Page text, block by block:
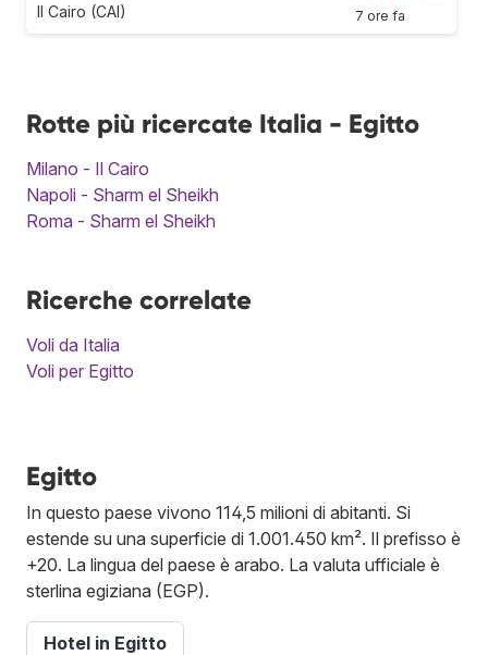
Il Cairo (CAI)
7 ore fa
Rotte più ricercate Italia - Egitto
Milano - Il Cairo
Napoli - Sharm el Sheikh
Roma - Sharm el Sheikh
Ricerche correlate
Voli da Italia
Voli per Egitto
Egitto
In questo paese vivono 114,5 milioni di abitanti. Si
estende su una superficie di 1.001.450 km². Il prefisso è
+20. La lingua del paese è arabo. La valuta ufficiale è
sterlina egiziana (EGP).
Hotel in Egitto